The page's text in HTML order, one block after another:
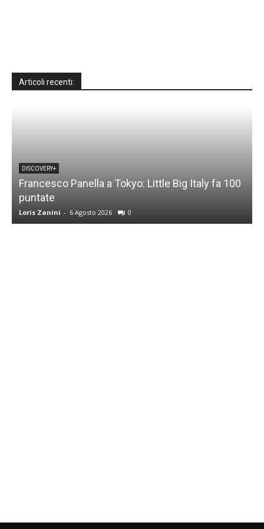
Articoli recenti:
DISCOVERY+
Francesco Panella a Tokyo: Little Big Italy fa 100
puntate
Loris Zanini - 6 Agosto 2026 0